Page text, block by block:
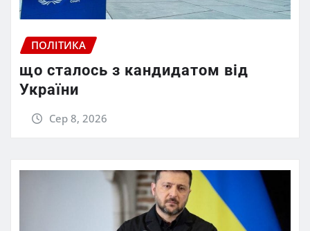
ПОЛІТИКА
що сталось з кандидатом від
України
Сер 8, 2026